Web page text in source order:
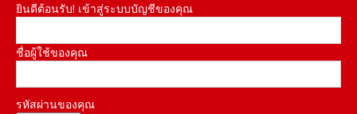
ยินดีต้อนรับ! เข้าสู่ระบบบัญชีของคุณ
ชื่อผู้ใช้ของคุณ
รหัสผ่านของคุณ